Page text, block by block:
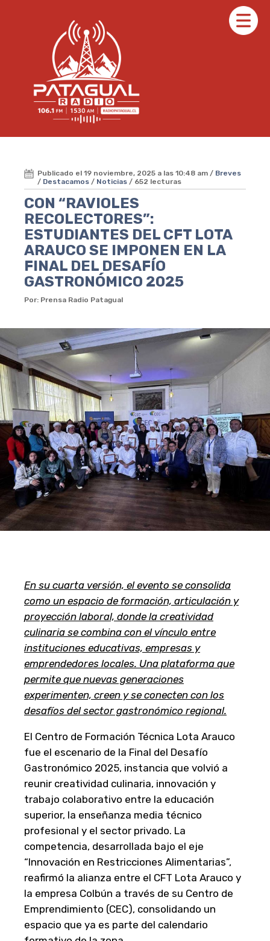
Publicado el 19 noviembre, 2025 a las 10:48 am / Breves
/ Destacamos / Noticias / 652 lecturas
CON “RAVIOLES
RECOLECTORES”:
ESTUDIANTES DEL CFT LOTA
ARAUCO SE IMPONEN EN LA
FINAL DEL DESAFÍO
GASTRONÓMICO 2025
Por: Prensa Radio Patagual
En su cuarta versión, el evento se consolida
como un espacio de formación, articulación y
proyección laboral, donde la creatividad
culinaria se combina con el vínculo entre
instituciones educativas, empresas y
emprendedores locales. Una plataforma que
permite que nuevas generaciones
experimenten, creen y se conecten con los
desafíos del sector gastronómico regional.
El Centro de Formación Técnica Lota Arauco
fue el escenario de la Final del Desafío
Gastronómico 2025, instancia que volvió a
reunir creatividad culinaria, innovación y
trabajo colaborativo entre la educación
superior, la enseñanza media técnico
profesional y el sector privado. La
competencia, desarrollada bajo el eje
“Innovación en Restricciones Alimentarias”,
reafirmó la alianza entre el CFT Lota Arauco y
la empresa Colbún a través de su Centro de
Emprendimiento (CEC), consolidando un
espacio que ya es parte del calendario